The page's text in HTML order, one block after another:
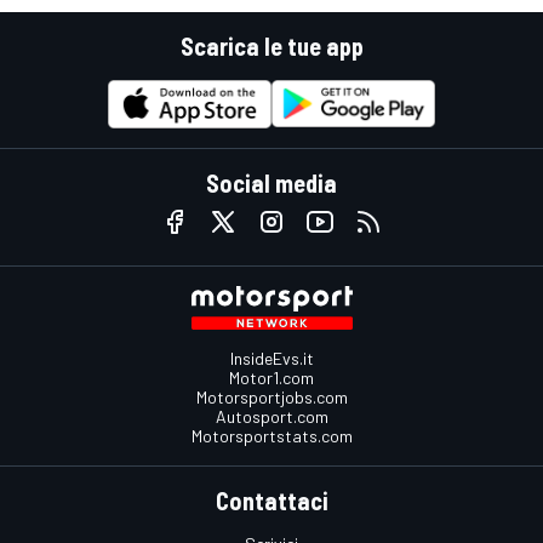
Scarica le tue app
Social media
InsideEvs.it
Motor1.com
Motorsportjobs.com
Autosport.com
Motorsportstats.com
Contattaci